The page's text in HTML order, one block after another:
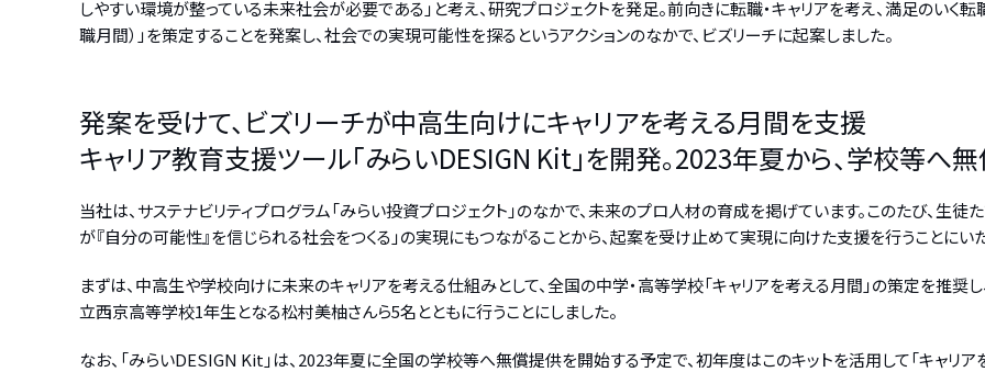
しやすい環境が整っている未来社会が必要である」と考え、研究プロジェクトを発足。前向きに転職・キャリアを考え、満足のいく
職月間）」を策定することを発案し、社会での実現可能性を探るというアクションのなかで、ビズリーチに起案しました。
発案を受けて、ビズリーチが中高生向けにキャリアを考える月間を支援
キャリア教育支援ツール「みらいDESIGN Kit」を開発。2023年夏から、学校等へ
当社は、サステナビリティプログラム「みらい投資プロジェクト」のなかで、未来のプロ人材の育成を掲げています。このたび、生徒
が『自分の可能性』を信じられる社会をつくる」の実現にもつながることから、起案を受け止めて実現に向けた支援を行うことにい
まずは、中高生や学校向けに未来のキャリアを考える仕組みとして、全国の中学・高等学校「キャリアを考える月間」の策定を推奨
立西京高等学校1年生となる松村美柚さんら5名とともに行うことにしました。
なお、「みらいDESIGN Kit」は、2023年夏に全国の学校等へ無償提供を開始する予定で、初年度はこのキットを活用して「キャリ